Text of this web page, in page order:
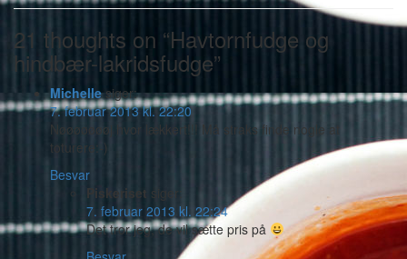
21 thoughts on “Havtornfudge og
hindbær-lakridsfudge”
Michelle siger:
7. februar 2013 kl. 22:20
Nøøøøøøøj hvor lækkert!!! Må straks finde nogle at
toturere:-)
Besvar
Piskeriset siger:
7. februar 2013 kl. 22:24
Det tror jeg, de vil sætte pris på